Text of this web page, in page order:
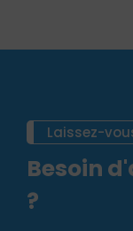
Laissez-
Besoin
?